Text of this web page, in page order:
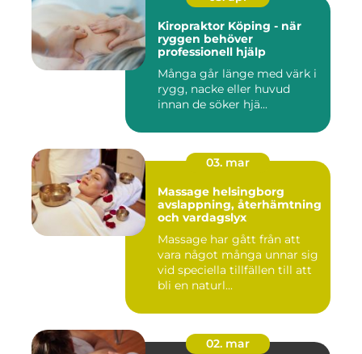
Kiropraktor Köping - när
ryggen behöver
professionell hjälp
Många går länge med värk i
rygg, nacke eller huvud
innan de söker hjä...
03. mar
Massage helsingborg
avslappning, återhämtning
och vardagslyx
Massage har gått från att
vara något många unnar sig
vid speciella tillfällen till att
bli en naturl...
02. mar